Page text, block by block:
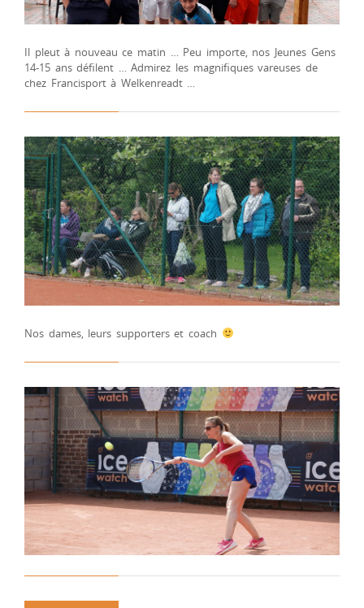
Il pleut à nouveau ce matin … Peu importe, nos Jeunes Gens
14-15 ans défilent … Admirez les magnifiques vareuses de
chez Francisport à Welkenreadt …
Nos dames, leurs supporters et coach